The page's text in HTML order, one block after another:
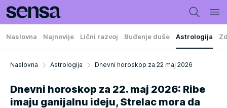
Naslovna Najnovije Lični razvoj Buđenje duše Astrologija
Naslovna Astrologija Dnevni horoskop za 22 maj 2026
Dnevni horoskop za 22. maj 2026: Ribe
imaju ganijalnu ideju, Strelac mora da